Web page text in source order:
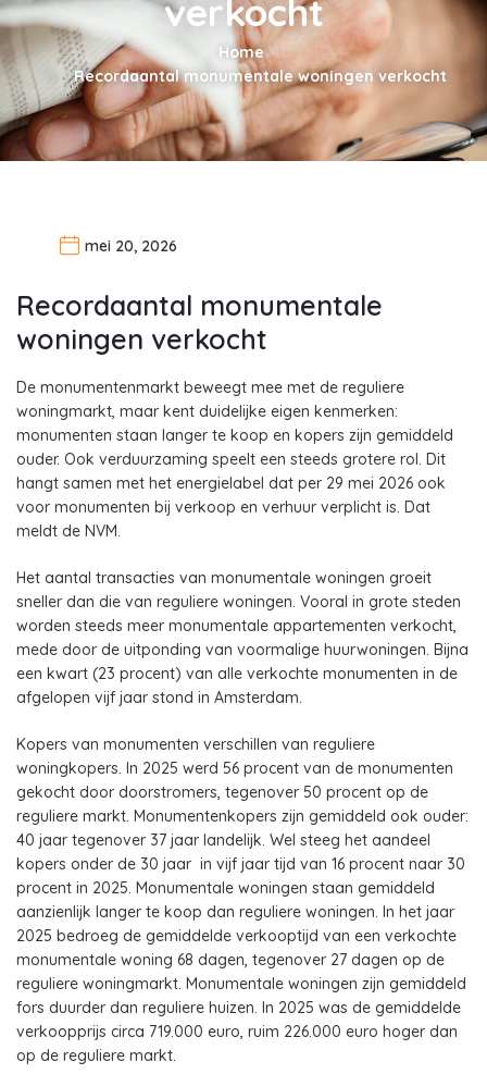
verkocht
Home
Recordaantal monumentale woningen verkocht
mei 20, 2026
Recordaantal monumentale
woningen verkocht
De monumentenmarkt beweegt mee met de reguliere
woningmarkt, maar kent duidelijke eigen kenmerken:
monumenten staan langer te koop en kopers zijn gemiddeld
ouder. Ook verduurzaming speelt een steeds grotere rol. Dit
hangt samen met het energielabel dat per 29 mei 2026 ook
voor monumenten bij verkoop en verhuur verplicht is. Dat
meldt de NVM.
Het aantal transacties van monumentale woningen groeit
sneller dan die van reguliere woningen. Vooral in grote steden
worden steeds meer monumentale appartementen verkocht,
mede door de uitponding van voormalige huurwoningen. Bijna
een kwart (23 procent) van alle verkochte monumenten in de
afgelopen vijf jaar stond in Amsterdam.
Kopers van monumenten verschillen van reguliere
woningkopers. In 2025 werd 56 procent van de monumenten
gekocht door doorstromers, tegenover 50 procent op de
reguliere markt. Monumentenkopers zijn gemiddeld ook ouder:
40 jaar tegenover 37 jaar landelijk. Wel steeg het aandeel
kopers onder de 30 jaar in vijf jaar tijd van 16 procent naar 30
procent in 2025. Monumentale woningen staan gemiddeld
aanzienlijk langer te koop dan reguliere woningen. In het jaar
2025 bedroeg de gemiddelde verkooptijd van een verkochte
monumentale woning 68 dagen, tegenover 27 dagen op de
reguliere woningmarkt. Monumentale woningen zijn gemiddeld
fors duurder dan reguliere huizen. In 2025 was de gemiddelde
verkoopprijs circa 719.000 euro, ruim 226.000 euro hoger dan
op de reguliere markt.